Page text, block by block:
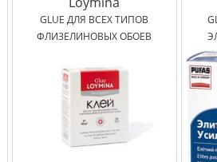
GLUE ДЛЯ ВСЕХ ТИПОВ
ФЛИЗЕЛИНОВЫХ ОБОЕВ